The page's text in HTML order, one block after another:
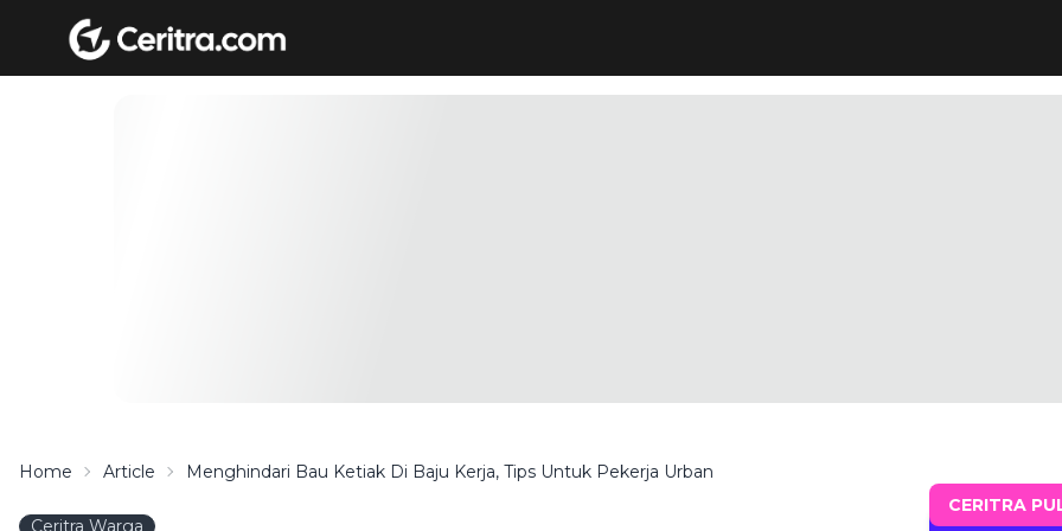
Home Article Menghindari Bau Ketiak Di Baju Kerja, Tips Untuk Pekerja Urban
Ceritra Warga
CERITRA